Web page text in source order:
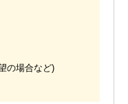
の場合など)